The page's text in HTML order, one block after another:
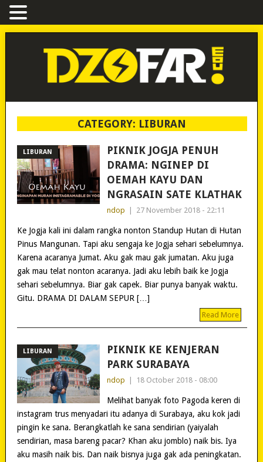
CATEGORY: LIBURAN
LIBURAN
PIKNIK JOGJA PENUH
DRAMA: NGINEP DI
OEMAH KAYU DAN
NGRASAIN SATE KLATHAK
ndop 27 November 2018 - 22:11
Ke Jogja kali ini dalam rangka nonton Standup Hutan di Hutan
Pinus Mangunan. Tapi aku sengaja ke Jogja sehari sebelumnya.
Karena acaranya Jumat. Aku gak mau gak jumatan. Aku juga
gak mau telat nonton acaranya. Jadi aku lebih baik ke Jogja
sehari sebelumnya. Biar gak capek. Biar punya banyak waktu.
Gitu. DRAMA DI DALAM SEPUR […]
Read More
LIBURAN
PIKNIK KE KENJERAN
PARK SURABAYA
ndop 18 October 2018 - 08:00
Melihat banyak foto Pagoda keren di
instagram trus menyadari itu adanya di Surabaya, aku kok jadi
pingin ke sana. Berangkatlah ke sana sendirian (yaiyalah
sendirian, masa bareng pacar? Khan aku jomblo) naik bis. Iya
aku masih naik bis. Dan naik bisnya juga gak ada peningkatan.